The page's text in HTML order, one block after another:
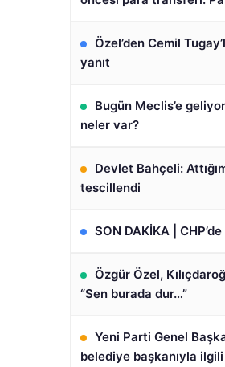
Özel’den Cemil
yanıt
Bugün Meclis’e
neler var?
Devlet Bahçeli:
tescillendi
SON DAKİKA |
Özgür Özel,
“Sen burada dur…”
Yeni Parti Genel
belediye başkanıyla